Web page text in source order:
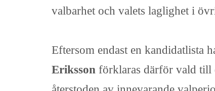
valbarhet och valets laglighet i
Eftersom endast en kandidatlista
Eriksson förklaras därför vald till